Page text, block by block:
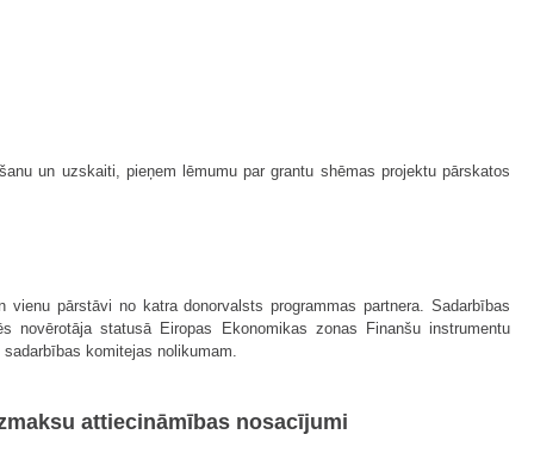
un uzskaiti, pieņem lēmumu par grantu shēmas projektu pārskatos
pārstāvi no katra donorvalsts programmas partnera. Sadarbības
novērotāja statusā Eiropas Ekonomikas zonas Finanšu instrumentu
komitejas nolikumam.
attiecināmības nosacījumi